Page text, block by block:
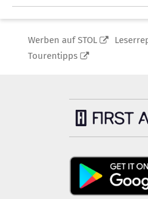
Werben auf STOL
Tourentipps